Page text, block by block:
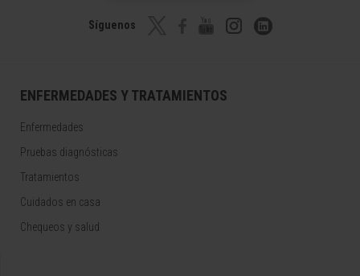
Síguenos
ENFERMEDADES Y TRATAMIENTOS
Enfermedades
Pruebas diagnósticas
Tratamientos
Cuidados en casa
Chequeos y salud